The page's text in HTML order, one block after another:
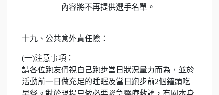
內容將不再提供選手名單。
十九、公共意外責任險：
(一)注意事項：
請各位跑友們視自己跑步當日狀況量力而為，並於
活動前一日做充足的睡眠及當日跑步前2個鐘頭吃
早餐。對於現場只做必要緊急醫療救護，有關本身